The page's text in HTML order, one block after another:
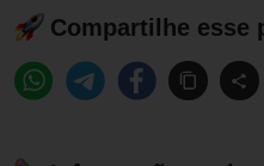
Compartilhe esse